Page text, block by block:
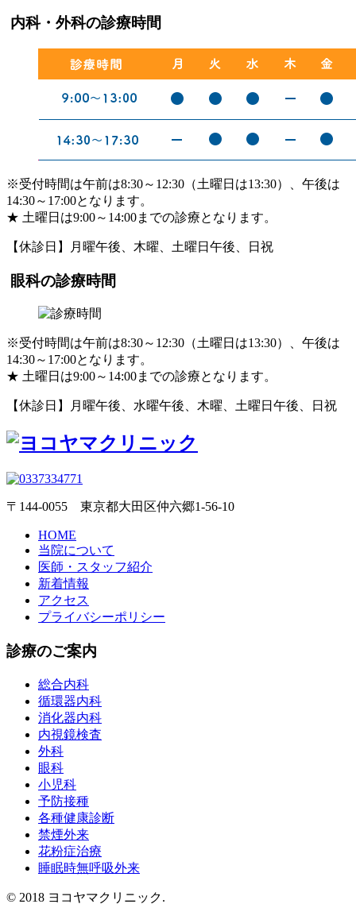
内科・外科の診療時間
※受付時間は午前は8:30～12:30（土曜日は13:30）、午後は
14:30～17:00となります。
★ 土曜日は9:00～14:00までの診療となります。
【休診日】月曜午後、木曜、土曜日午後、日祝
眼科の診療時間
※受付時間は午前は8:30～12:30（土曜日は13:30）、午後は
14:30～17:00となります。
★ 土曜日は9:00～14:00までの診療となります。
【休診日】月曜午後、水曜午後、木曜、土曜日午後、日祝
〒144-0055 東京都大田区仲六郷1-56-10
HOME
当院について
医師・スタッフ紹介
新着情報
アクセス
プライバシーポリシー
診療のご案内
総合内科
循環器内科
消化器内科
内視鏡検査
外科
眼科
小児科
予防接種
各種健康診断
禁煙外来
花粉症治療
睡眠時無呼吸外来
© 2018 ヨコヤマクリニック.